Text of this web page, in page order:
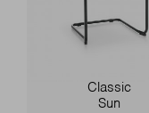
Classic
Sun